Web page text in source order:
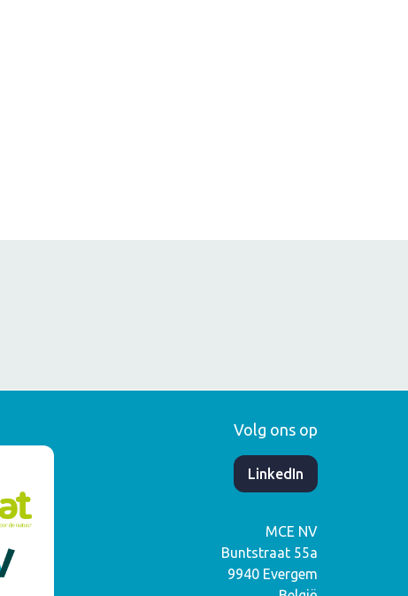
Volg ons op
​LinkedIn
MCE NV
Buntstraat 55a
9940 Evergem